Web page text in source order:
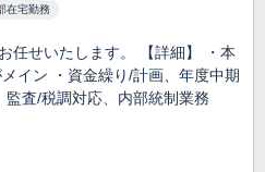
在宅勤務
任せいたします。 【詳細】 ・本
イン ・資金繰り/計画、年度中期
査/税調対応、内部統制業務